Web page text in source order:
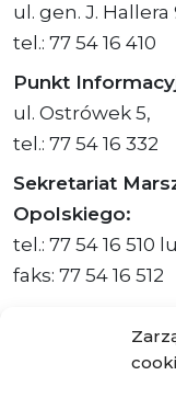
ul. gen. J. Hallera
tel.: 77 54 16 410
Punkt
ul. Ostrówek 5,
tel.: 77 54 16 332
Sekretariat
Opolskiego:
tel.: 77 54 16 510
faks: 77 54 16 512